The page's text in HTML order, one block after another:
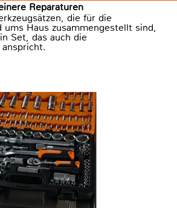
Reparaturen
die für die
Haus zusammengestellt sind,
Set, das auch die